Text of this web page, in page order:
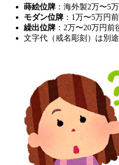
蒔絵位牌 ：海外製2万〜5
モダン位牌 ：1万〜5万円
繰出位牌 ：2万〜20万円前
文字代（戒名彫刻）は別